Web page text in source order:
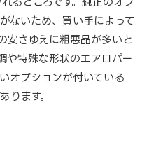
ないため、買い手によって
安さゆえに粗悪品が多いと
や特殊な形状のエアロパー
オプションが付いている
ります。